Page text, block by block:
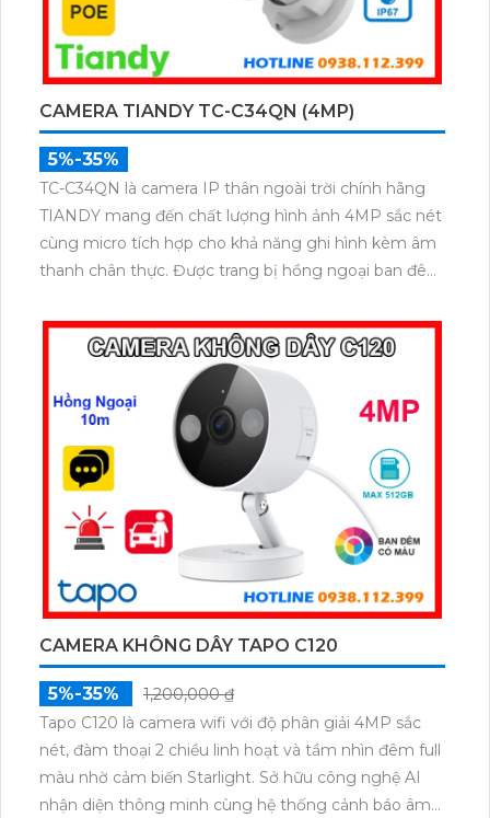
CAMERA TIANDY TC-C34QN (4MP)
5%-35%
TC-C34QN là camera IP thân ngoài trời chính hãng
TIANDY mang đến chất lượng hình ảnh 4MP sắc nét
cùng micro tích hợp cho khả năng ghi hình kèm âm
thanh chân thực. Được trang bị hồng ngoại ban đêm
POE tiện lợi, camera vận hành ổn định trong mọi
điều kiện thời tiết. Với hiệu năng vượt trội và giá
thành hợp lý giám sát an ninh thông minh.
CAMERA KHÔNG DÂY TAPO C120
5%-35%
1,200,000 ₫
Tapo C120 là camera wifi với độ phân giải 4MP sắc
nét, đàm thoại 2 chiều linh hoạt và tầm nhìn đêm full
màu nhờ cảm biến Starlight. Sở hữu công nghệ AI
nhận diện thông minh cùng hệ thống cảnh báo âm